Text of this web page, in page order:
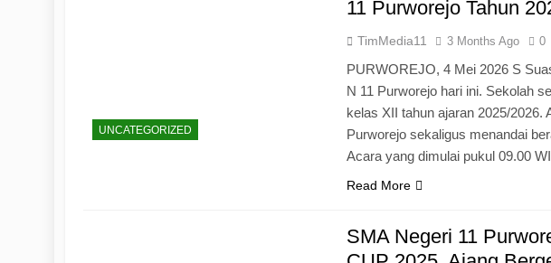
UNCATEGORIZED
11 Purworejo Tahun
TimMedia11 3 Months Ago 0
PURWOREJO, 4 Mei 2026 S
N 11 Purworejo hari ini. Sekolah
kelas XII tahun ajaran 2025/2026.
Purworejo sekaligus menandai
Acara yang dimulai pukul 09.00
Read More
SMA Negeri 11